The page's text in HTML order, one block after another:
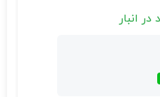
در انبار